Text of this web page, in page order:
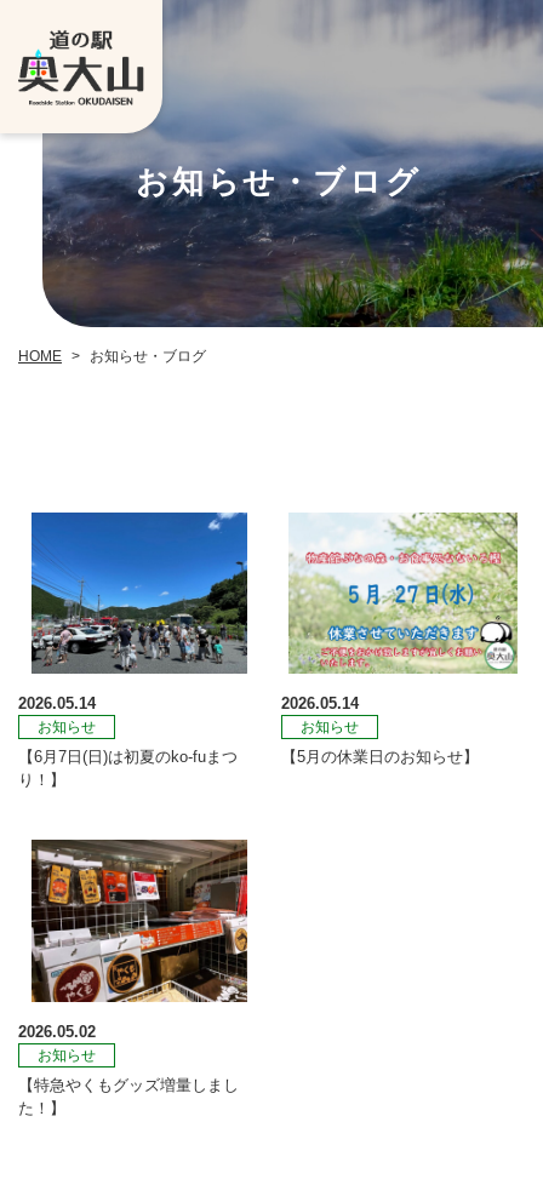
お知らせ・ブログ
HOME > お知らせ・ブログ
2026.05.14
お知らせ
【6月7日(日)は初夏のko-fuまつ
り！】
2026.05.14
お知らせ
【5月の休業日のお知らせ】
2026.05.02
お知らせ
【特急やくもグッズ増量しまし
た！】